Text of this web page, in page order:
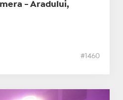
- Aradului,
#1460